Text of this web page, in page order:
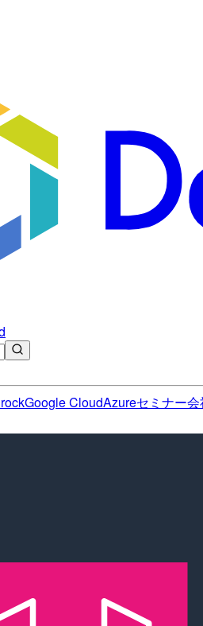
Google CloudAzureセミナー会